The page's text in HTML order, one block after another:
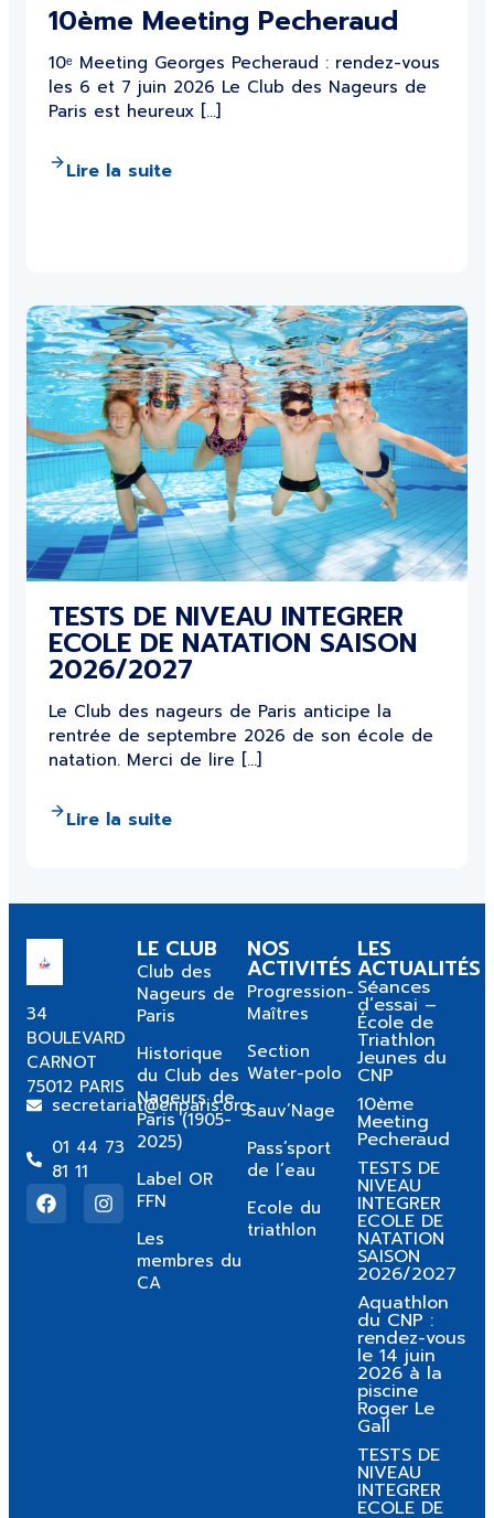
10ème Meeting Pecheraud
10ᵉ Meeting Georges Pecheraud : rendez-vous
les 6 et 7 juin 2026 Le Club des Nageurs de
Paris est heureux […]
Lire la suite
TESTS DE NIVEAU INTEGRER
ECOLE DE NATATION SAISON
2026/2027
Le Club des nageurs de Paris anticipe la
rentrée de septembre 2026 de son école de
natation. Merci de lire […]
Lire la suite
34
BOULEVARD
CARNOT
75012 PARIS
secretariat@cnparis.org
01 44 73
81 11
LE CLUB
Club des
Nageurs de
Paris
Historique
du Club des
Nageurs de
Paris (1905-
2025)
Label OR
FFN
Les
membres du
CA
NOS
ACTIVITÉS
Progression-
Maîtres
Section
Water-polo
Sauv’Nage
Pass’sport
de l’eau
Ecole du
triathlon
LES
ACTUALITÉS
Séances
d’essai –
École de
Triathlon
Jeunes du
CNP
10ème
Meeting
Pecheraud
TESTS DE
NIVEAU
INTEGRER
ECOLE DE
NATATION
SAISON
2026/2027
Aquathlon
du CNP :
rendez-vous
le 14 juin
2026 à la
piscine
Roger Le
Gall
TESTS DE
NIVEAU
INTEGRER
ECOLE DE